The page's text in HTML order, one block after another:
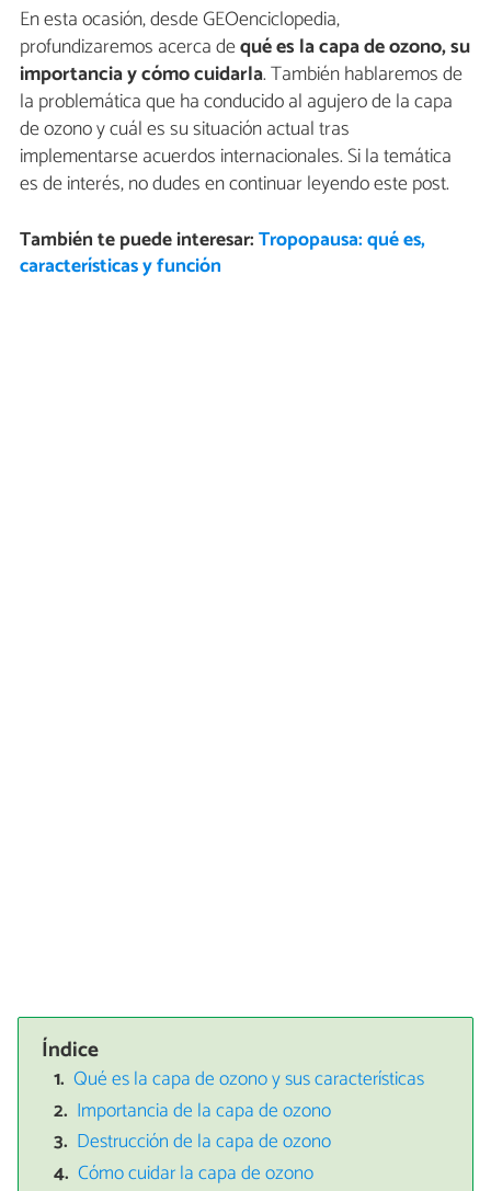
En esta ocasión, desde GEOenciclopedia,
profundizaremos acerca dequé es la capa de ozono, su
importancia y cómo cuidarla. También hablaremos de
la problemática que ha conducido al agujero de la capa
de ozono y cuál es su situación actual tras
implementarse acuerdos internacionales. Si la temática
es de interés, no dudes en continuar leyendo este post.
También te puede interesar:Tropopausa: qué es,
características y función
Índice
Qué es la capa de ozono y sus características
Importancia de la capa de ozono
Destrucción de la capa de ozono
Cómo cuidar la capa de ozono